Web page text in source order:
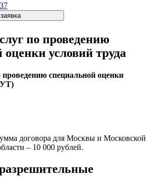
по проведению
условий труда
специальной оценки
договора для Москвы и Московской
– 10 000 рублей.